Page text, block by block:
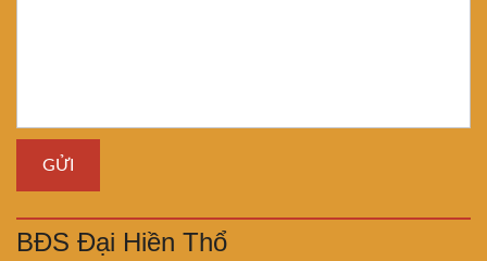
BĐS Đại Hiền Thổ